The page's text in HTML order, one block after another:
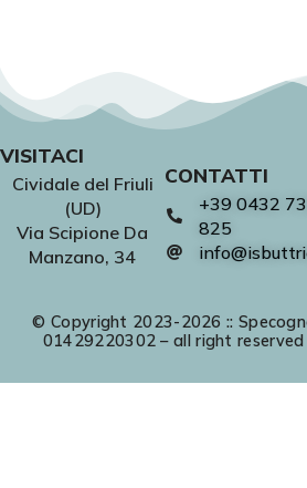
VISITACI
Cividale del Friuli
(UD)
Via Scipione Da
Manzano, 34
CONTATTI
+39 0432
825
© Copyright 2023-2026 ::
01429220302 – all right reserved